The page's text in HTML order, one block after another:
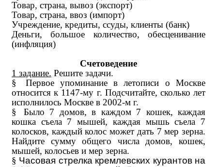
Товар, страна, вывоз (экспорт)
Товар, страна, ввоз (импорт)
Учреждение, кредиты, ссуды, клиенты (банк)
Деньги, большое количество, обесценивание
(инфляция)
Счетоведение
1 задание. Решите задачи.
§
Первое упоминание в летописи о Москве
относится к 1147-му г. Подсчитайте, сколько лет
исполнилось Москве в 2002-м г.
§
Было 7 домов, в каждом 7 кошек, каждая
кошка съела 7 мышей, каждая мышь съела 7
колосков, каждый колос может дать 7 мер зерна.
Найдите сумму общего числа домов, кошек,
мышей, колосьев и мер зерна.
§ Часовая стрелка кремлевских курантов на